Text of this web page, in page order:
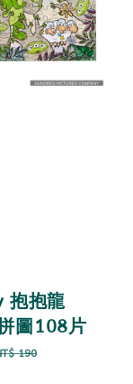
抱抱龍
圖108片
190